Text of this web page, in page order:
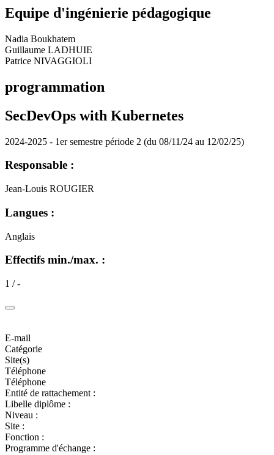
Equipe d'ingénierie pédagogique
Nadia Boukhatem
Guillaume LADHUIE
Patrice NIVAGGIOLI
programmation
SecDevOps with Kubernetes
2024-2025 - 1er semestre période 2 (du 08/11/24 au 12/02/25)
Responsable :
Jean-Louis ROUGIER
Langues :
Anglais
Effectifs min./max. :
1 / -
E-mail
Catégorie
Site(s)
Téléphone
Téléphone
Entité de rattachement :
Libelle diplôme :
Niveau :
Site :
Fonction :
Programme d'échange :